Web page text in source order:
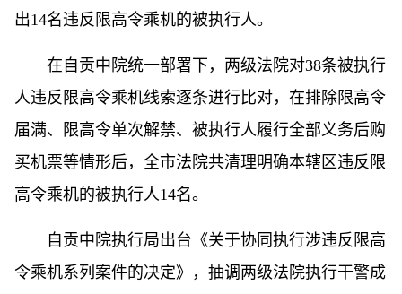
出14名违反限高令乘机的被执行人。
在自贡中院统一部署下，两级法院对38条被执行
人违反限高令乘机线索逐条进行比对，在排除限高令
届满、限高令单次解禁、被执行人履行全部义务后购
买机票等情形后，全市法院共清理明确本辖区违反限
高令乘机的被执行人14名。
自贡中院执行局出台《关于协同执行涉违反限高
令乘机系列案件的决定》，抽调两级法院执行干警成